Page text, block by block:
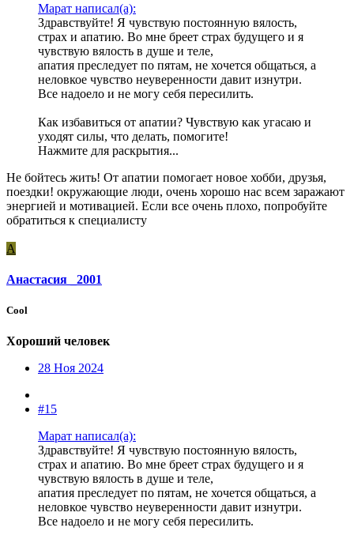
Марат написал(а):
Здравствуйте! Я чувствую постоянную вялость,
страх и апатию. Во мне бреет страх будущего и я
чувствую вялость в душе и теле,
апатия преследует по пятам, не хочется общаться, а
неловкое чувство неуверенности давит изнутри.
Все надоело и не могу себя пересилить.
Как избавиться от апатии? Чувствую как угасаю и
уходят силы, что делать, помогите!
Нажмите для раскрытия...
Не бойтесь жить! От апатии помогает новое хобби, друзья,
поездки! окружающие люди, очень хорошо нас всем заражают
энергией и мотивацией. Если все очень плохо, попробуйте
обратиться к специалисту
А
Анастасия _2001
Cool
Хороший человек
28 Ноя 2024
#15
Марат написал(а):
Здравствуйте! Я чувствую постоянную вялость,
страх и апатию. Во мне бреет страх будущего и я
чувствую вялость в душе и теле,
апатия преследует по пятам, не хочется общаться, а
неловкое чувство неуверенности давит изнутри.
Все надоело и не могу себя пересилить.